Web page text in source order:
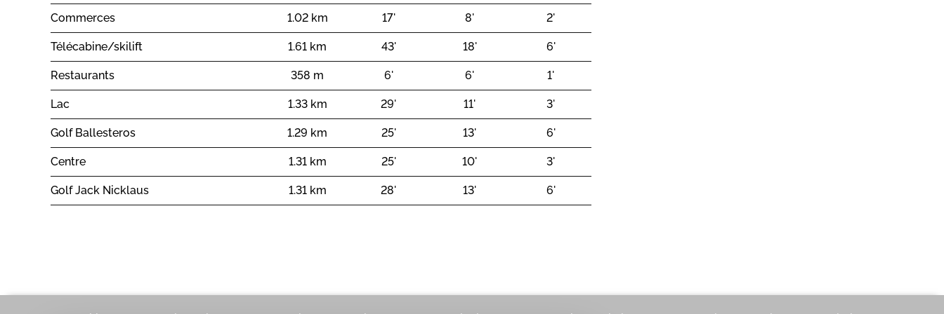
Commerces 1.02 km 17' 8' 2'
Télécabine/skilift 1.61 km 43' 18' 6'
Restaurants 358 m 6' 6' 1'
Lac 1.33 km 29' 11' 3'
Golf Ballesteros 1.29 km 25' 13' 6'
Centre 1.31 km 25' 10' 3'
Golf Jack Nicklaus 1.31 km 28' 13' 6'